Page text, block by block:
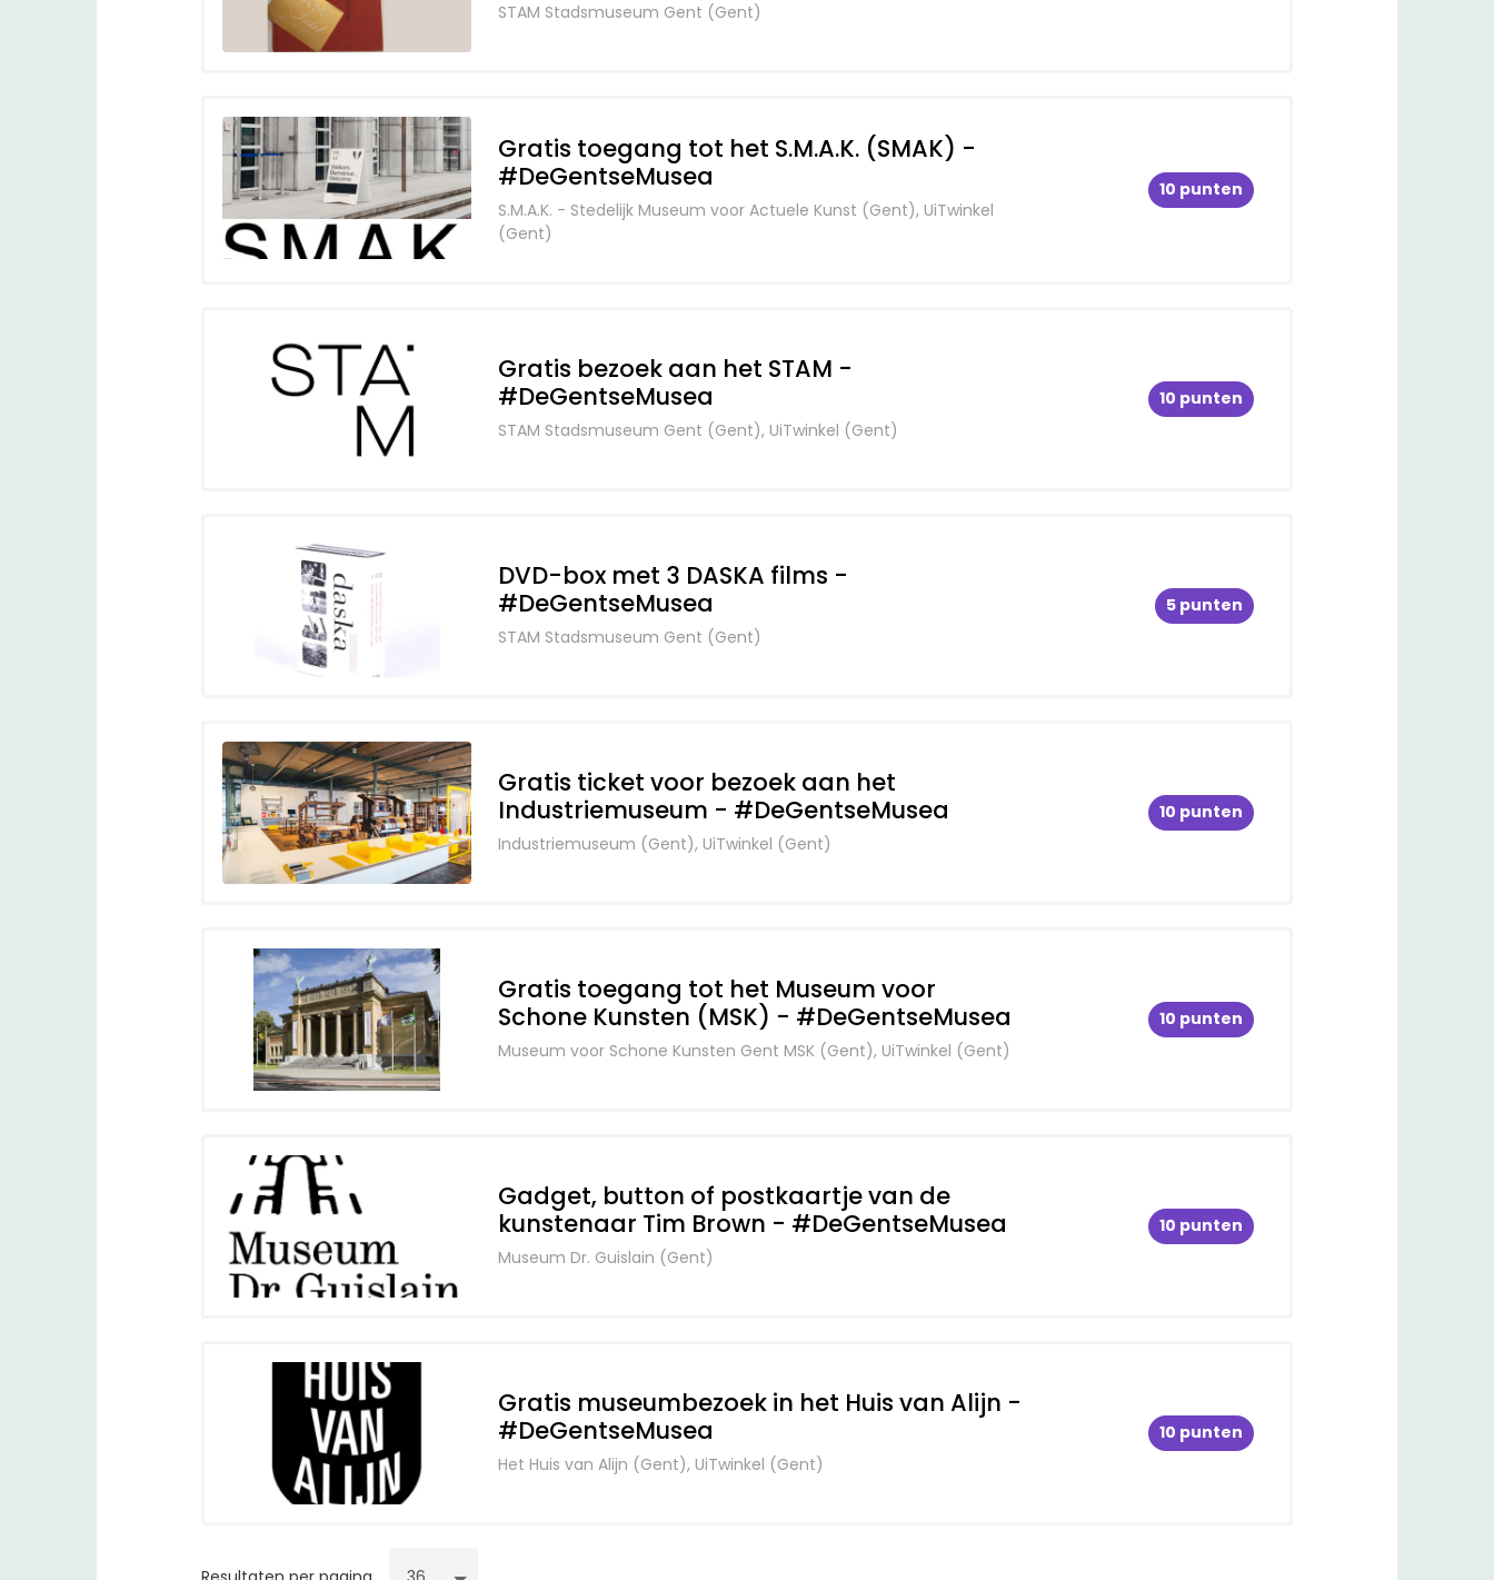
STAM Stadsmuseum Gent (Gent)
Gratis toegang tot het S.M.A.K. (SMAK) -
#DeGentseMusea
S.M.A.K. - Stedelijk Museum voor Actuele Kunst (Gent), UiTwinkel
(Gent)
10 punten
Gratis bezoek aan het STAM -
#DeGentseMusea
STAM Stadsmuseum Gent (Gent), UiTwinkel (Gent)
10 punten
DVD-box met 3 DASKA films -
#DeGentseMusea
STAM Stadsmuseum Gent (Gent)
5 punten
Gratis ticket voor bezoek aan het
Industriemuseum - #DeGentseMusea
Industriemuseum (Gent), UiTwinkel (Gent)
10 punten
Gratis toegang tot het Museum voor
Schone Kunsten (MSK) - #DeGentseMusea
Museum voor Schone Kunsten Gent MSK (Gent), UiTwinkel (Gent)
10 punten
Gadget, button of postkaartje van de
kunstenaar Tim Brown - #DeGentseMusea
Museum Dr. Guislain (Gent)
10 punten
Gratis museumbezoek in het Huis van Alijn -
#DeGentseMusea
Het Huis van Alijn (Gent), UiTwinkel (Gent)
10 punten